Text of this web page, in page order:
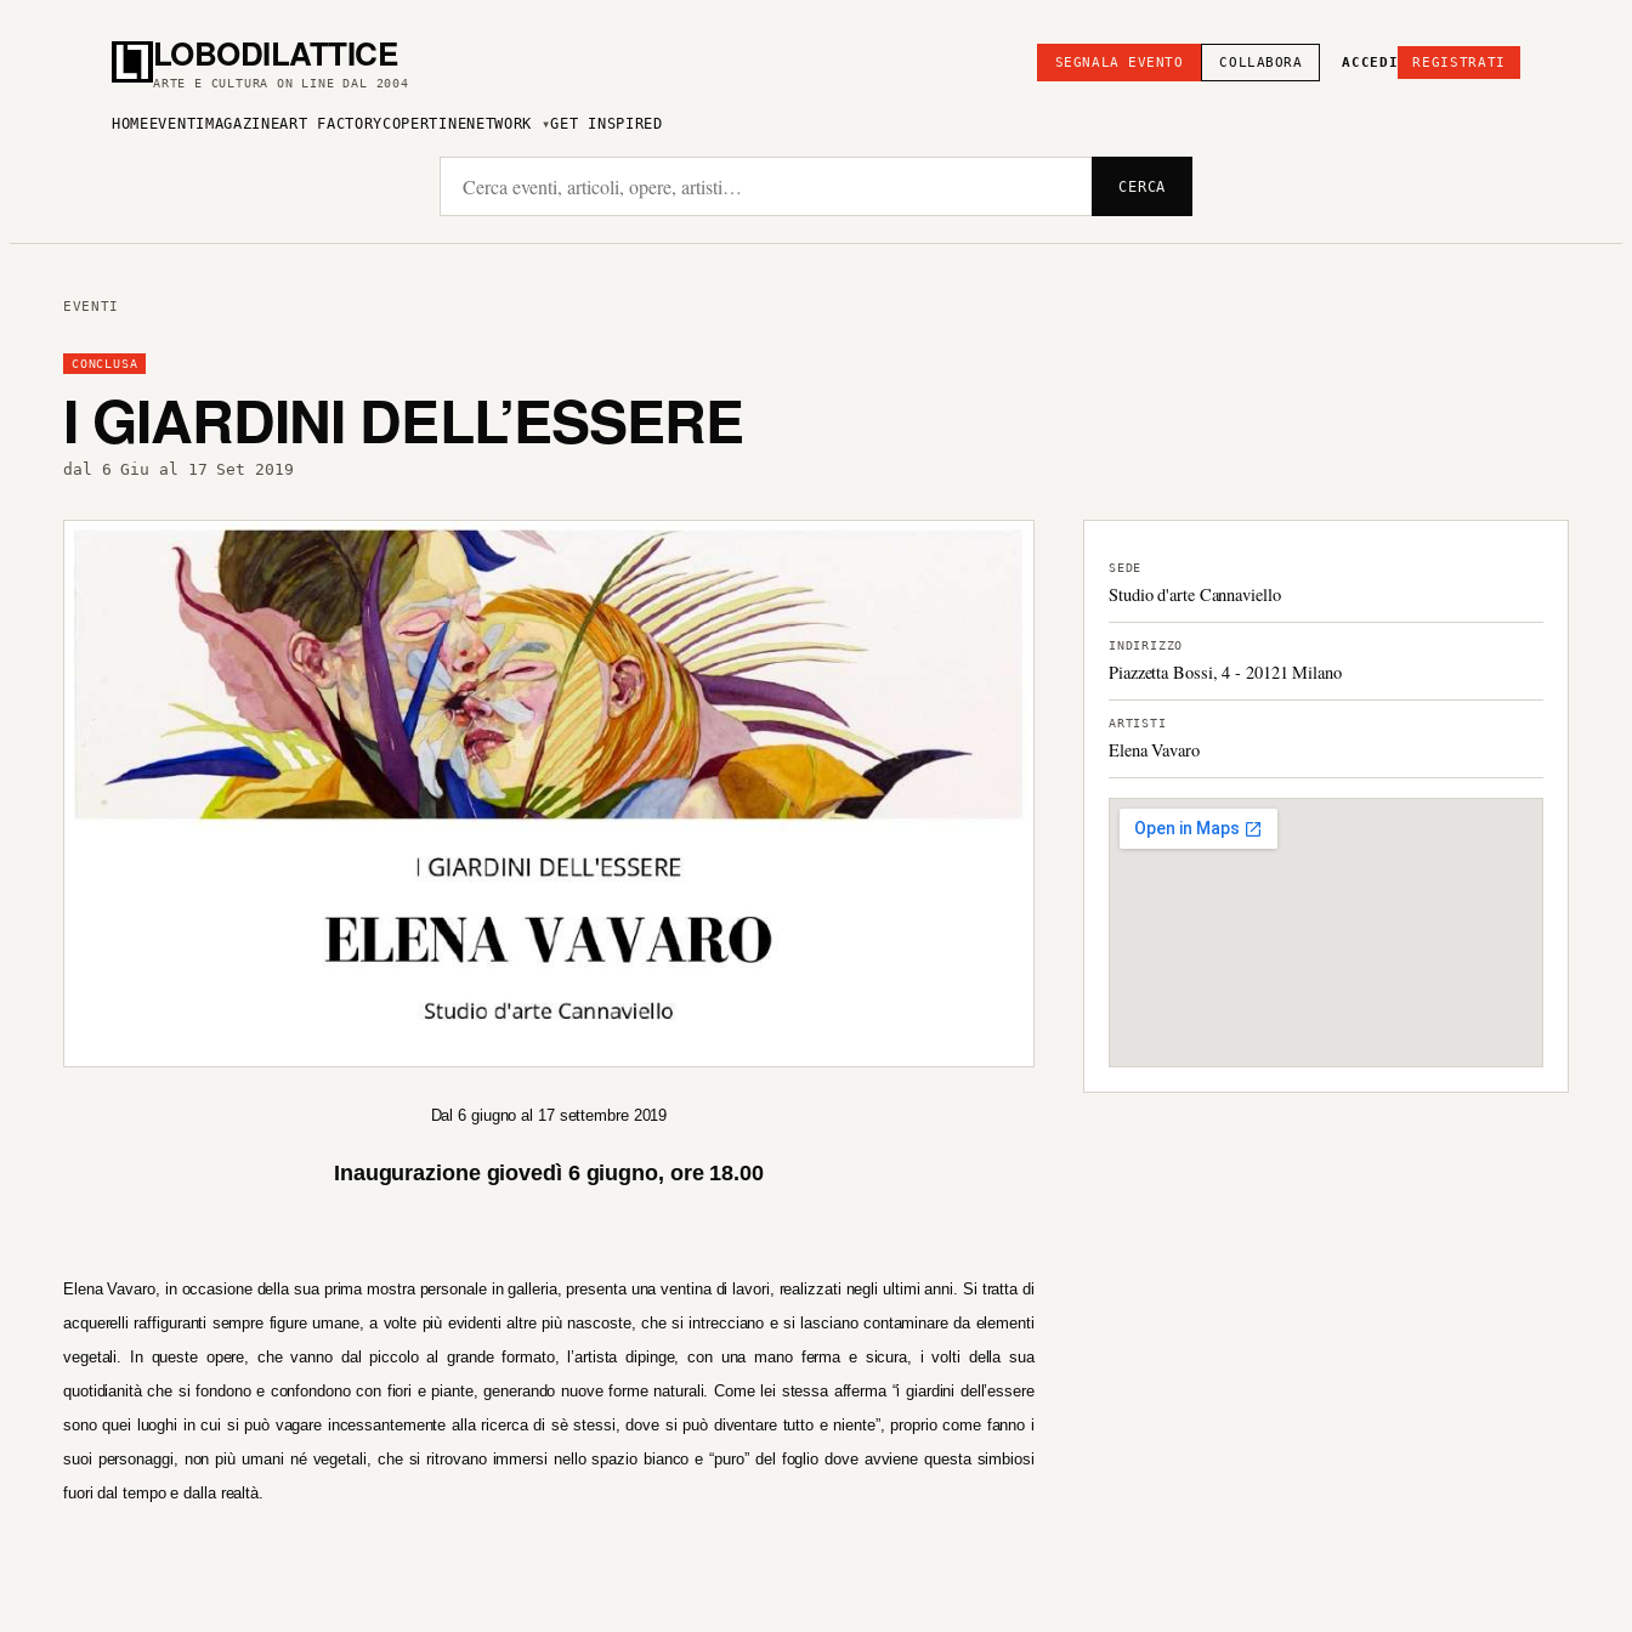
LOBODILATTICE
ARTE E CULTURA ON LINE DAL 2004
SEGNALA EVENTO COLLABORA ACCEDI REGISTRATI
HOME EVENTI MAGAZINEART FACTORYCOPERTINENETWORK GET INSPIRED
CERCA
EVENTI
CONCLUSA
I GIARDINI DELL’ESSERE
dal 6 Giu al 17 Set 2019
Dal 6 giugno al 17 settembre 2019
Inaugurazione giovedì 6 giugno, ore 18.00
Elena Vavaro, in occasione della sua prima mostra personale in galleria, presenta una ventina di lavori, realizzati negli ultimi anni. Si tratta di
acquerelli raffiguranti sempre figure umane, a volte più evidenti altre più nascoste, che si intrecciano e si lasciano contaminare da elementi
vegetali. In queste opere, che vanno dal piccolo al grande formato, l’artista dipinge, con una mano ferma e sicura, i volti della sua
quotidianità che si fondono e confondono con fiori e piante, generando nuove forme naturali. Come lei stessa afferma “i giardini dell’essere
sono quei luoghi in cui si può vagare incessantemente alla ricerca di sè stessi, dove si può diventare tutto e niente”, proprio come fanno i
suoi personaggi, non più umani né vegetali, che si ritrovano immersi nello spazio bianco e “puro” del foglio dove avviene questa simbiosi
fuori dal tempo e dalla realtà.
SEDE
Studio d'arte Cannaviello
INDIRIZZO
Piazzetta Bossi, 4 - 20121 Milano
ARTISTI
Elena Vavaro